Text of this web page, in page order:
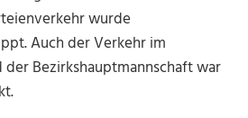
wurde
Auch der Verkehr im
Bezirkshauptmannschaft war